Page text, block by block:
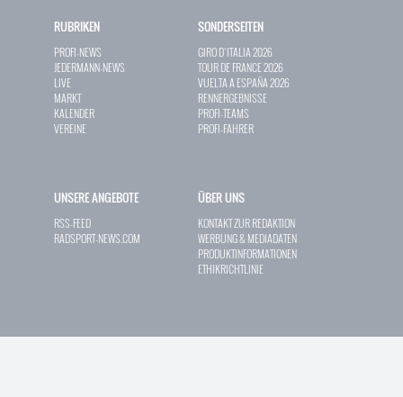
RUBRIKEN
PROFI-NEWS
JEDERMANN-NEWS
LIVE
MARKT
KALENDER
VEREINE
SONDERSEITEN
GIRO D`ITALIA 2026
TOUR DE FRANCE 2026
VUELTA A ESPAÑA 2026
RENNERGEBNISSE
PROFI-TEAMS
PROFI-FAHRER
UNSERE ANGEBOTE
RSS-FEED
RADSPORT-NEWS.COM
ÜBER UNS
KONTAKT ZUR REDAKTION
WERBUNG & MEDIADATEN
PRODUKTINFORMATIONEN
ETHIKRICHTLINIE